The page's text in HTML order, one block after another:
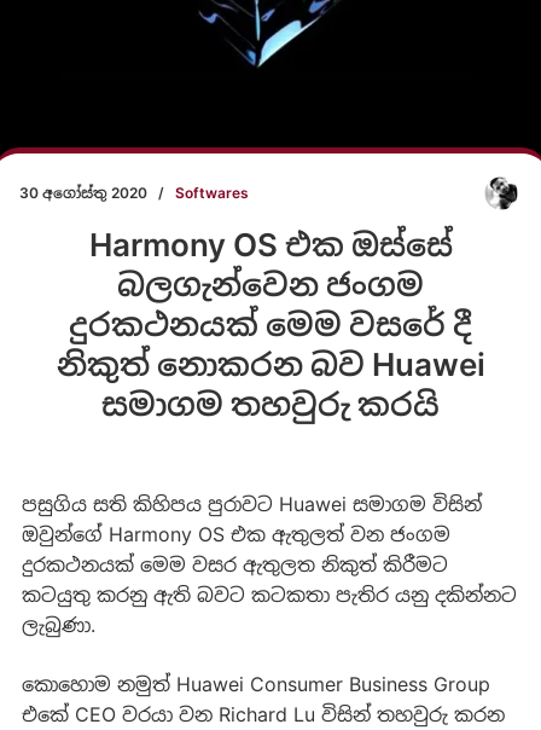
30 අගෝස්තු 2020 / Softwares
Harmony OS එක ඔස්සේ
බලගැන්වෙන ජංගම
දුරකථනයක් මෙම වසරේ දී
නිකුත් නොකරන බව Huawei
සමාගම තහවුරු කරයි
පසුගිය සති කිහිපය පුරාවට Huawei සමාගම විසින්
ඔවුන්ගේ Harmony OS එක ඇතුලත් වන ජංගම
දුරකථනයක් මෙම වසර ඇතුලත නිකුත් කිරීමට
කටයුතු කරනු ඇති බවට කටකතා පැතිර යනු දකින්නට
ලැබුණා.
කොහොම නමුත් Huawei Consumer Business Group
එකේ CEO වරයා වන Richard Lu විසින් තහවුරු කරන